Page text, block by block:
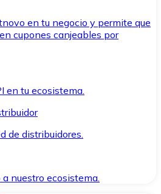
en tu negocio y permite que
cupones canjeables por
en tu ecosistema.
de distribuidores.
nuestro ecosistema.